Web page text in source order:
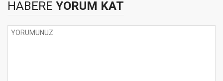
HABERE YORUM KAT